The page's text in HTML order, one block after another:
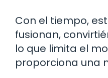
Con el tiempo,
fusionan,
lo que limita el
proporciona una